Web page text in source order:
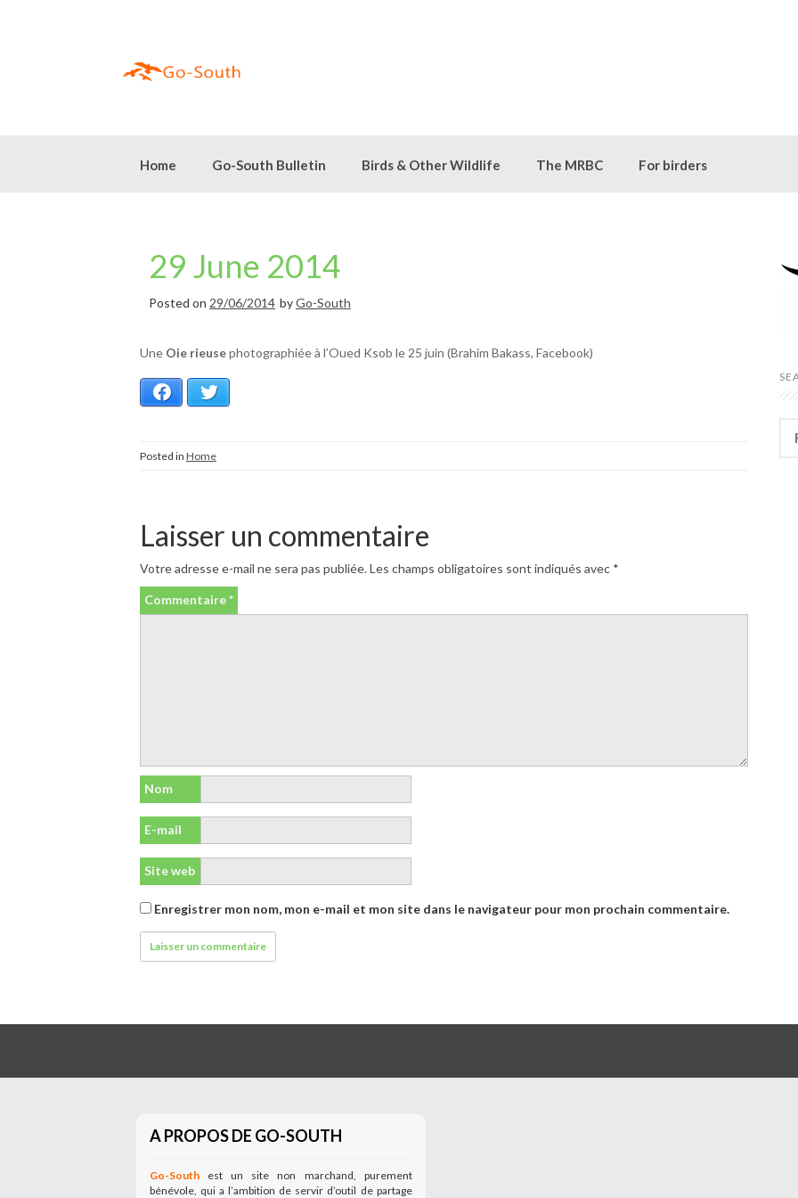
Home Go-South Bulletin Birds & Other Wildlife The MRBC For birders
29 June 2014
Posted on 29/06/2014 byGo-South
Une Oie rieusephotographiée à l’Oued Ksob le 25 juin (Brahim Bakass, Facebook)
Facebook
Posted in Home
Laisser un commentaire
Votre adresse e-mail ne sera pas publiée.Les champs obligatoires sont indiqués avec *
Commentaire*
Nom
E-mail
Site web
Enregistrer mon nom, mon e-mail et mon site dans le navigateur pour mon prochain commentaire.
A PROPOS DE GO-SOUTH
Go-South est un site non marchand, purement
bénévole, qui a l’ambition de servir d’outil de partage